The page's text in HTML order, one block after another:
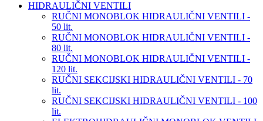
HIDRAULIČNI VENTILI
RUČNI MONOBLOK HIDRAULIČNI VENTILI -
50 lit.
RUČNI MONOBLOK HIDRAULIČNI VENTILI -
80 lit.
RUČNI MONOBLOK HIDRAULIČNI VENTILI -
120 lit.
RUČNI SEKCIJSKI HIDRAULIČNI VENTILI - 70
lit.
RUČNI SEKCIJSKI HIDRAULIČNI VENTILI - 100
lit.